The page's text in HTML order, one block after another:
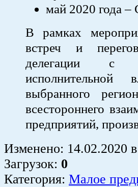
май 2020 года –
В рамках
встреч и
делегации с
выбранного
всестороннего
предприятий,
Изменено: 14.02.2020 в
Загрузок: 0
Категория: Малое